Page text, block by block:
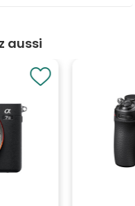
aussi